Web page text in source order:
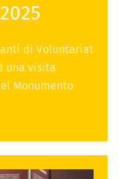
di Voluntariat
una visita
Monumento